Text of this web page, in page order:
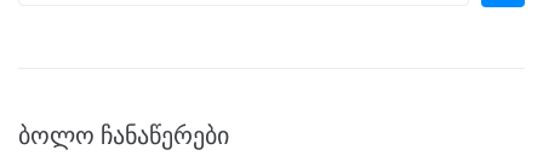
ᲑᲝᲚᲝ ᲩᲐᲜᲐᲬᲔᲠᲔᲑᲘ